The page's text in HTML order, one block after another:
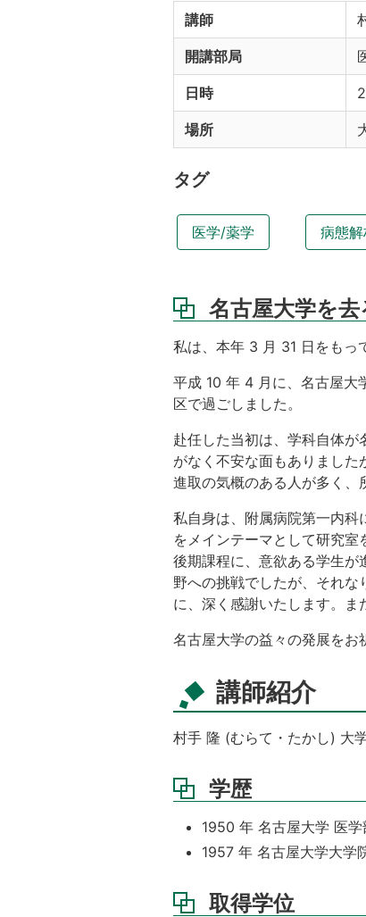
講師
開講部局
日時
場所
タグ
医学/薬学 病態
名古屋大学を
私は、本年 3 月 31 日をもっ
平成 10 年 4 月に、名古屋大
区で過ごしました。
赴任した当初は、学科自体
がなく不安な面もありまし
進取の気概のある人が多く、
私自身は、附属病院第一内
をメインテーマとして研究
後期課程に、意欲ある学生が
野への挑戦でしたが、それ
に、深く感謝いたします。ま
名古屋大学の益々の発展をお
講師紹介
村手 隆 (むらて・たかし) 大
学歴
1950 年 名古屋大学 医
1957 年 名古屋大学大学
取得学位